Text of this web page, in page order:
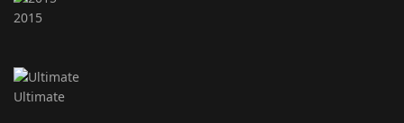
2015
Ultimate